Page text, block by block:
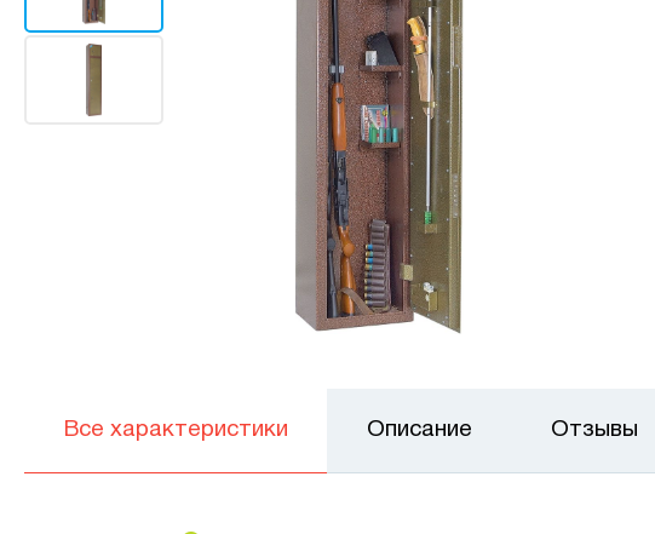
Все характеристики Описание Отзывы